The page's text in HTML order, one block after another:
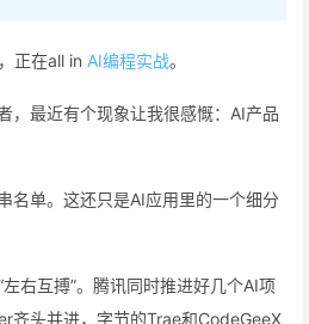
正在all in AI编程实战。
，最近有个现象让我很感慨：AI产品
名单。这还只是AI应用里的一个细分
右互搏”。腾讯同时推进好几个AI项
齐头并进，字节的Trae和CodeGeeX